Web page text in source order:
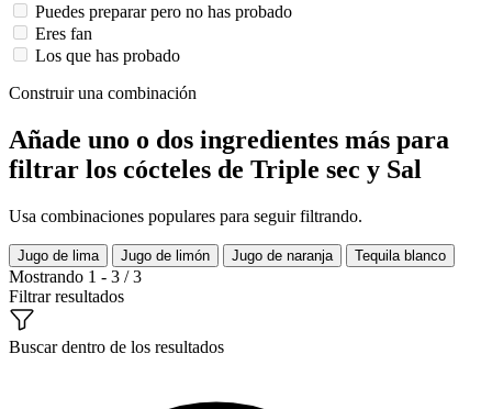
Puedes preparar pero no has probado
Eres fan
Los que has probado
Construir una combinación
Añade uno o dos ingredientes más para
filtrar los cócteles de Triple sec y Sal
Usa combinaciones populares para seguir filtrando.
Jugo de lima Jugo de limón Jugo de naranja Tequila blanco
Mostrando 1 - 3 / 3
Filtrar resultados
Buscar dentro de los resultados